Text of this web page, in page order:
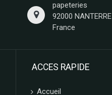
papeteries
92000 NANTERRE
France
ACCES RAPIDE
Accueil